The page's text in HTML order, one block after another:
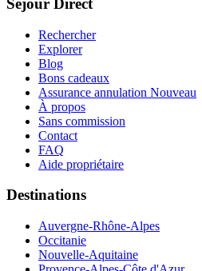
Séjour Direct
Rechercher
Explorer
Blog
Bons cadeaux
Assurance annulation Nouveau
À propos
Sans commission
Contact
FAQ
Aide propriétaire
Destinations
Auvergne-Rhône-Alpes
Occitanie
Nouvelle-Aquitaine